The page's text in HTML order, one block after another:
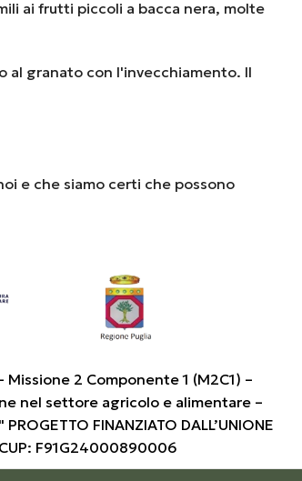
ai frutti piccoli a bacca nera, molte
al granato con l'invecchiamento. Il
e che siamo certi che possono
Missione 2 Componente 1 (M2C1) –
nel settore agricolo e alimentare –
FINANZIATO DALL’UNIONE
F91G24000890006